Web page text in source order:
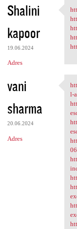
Shalini
kapoor
19.06.2024
Adres
vani
sharma
20.06.2024
Adres
l-